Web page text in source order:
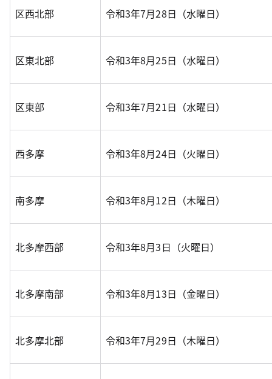
区西北部 令和3年7月28日（水曜日）
区東北部 令和3年8月25日（水曜日）
区東部 令和3年7月21日（水曜日）
西多摩 令和3年8月24日（火曜日）
南多摩 令和3年8月12日（木曜日）
北多摩西部 令和3年8月3日（火曜日）
北多摩南部 令和3年8月13日（金曜日）
北多摩北部 令和3年7月29日（木曜日）